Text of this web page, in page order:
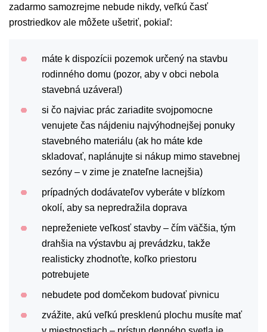
zadarmo samozrejme nebude nikdy, veľkú časť
prostriedkov ale môžete ušetriť, pokiaľ:
máte k dispozícii pozemok určený na stavbu
rodinného domu (pozor, aby v obci nebola
stavebná uzávera!)
si čo najviac prác zariadite svojpomocne
venujete čas nájdeniu najvýhodnejšej ponuky
stavebného materiálu (ak ho máte kde
skladovať, naplánujte si nákup mimo stavebnej
sezóny – v zime je znateľne lacnejšia)
prípadných dodávateľov vyberáte v blízkom
okolí, aby sa nepredražila doprava
nepreženiete veľkosť stavby – čím väčšia, tým
drahšia na výstavbu aj prevádzku, takže
realisticky zhodnoťte, koľko priestoru
potrebujete
nebudete pod domčekom budovať pivnicu
zvážite, akú veľkú presklenú plochu musíte mať